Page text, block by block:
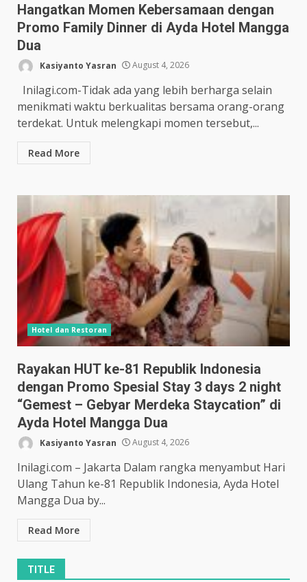
Hangatkan Momen Kebersamaan dengan
Promo Family Dinner di Ayda Hotel Mangga
Dua
Kasiyanto Yasran August 4, 2026
Inilagi.com-Tidak ada yang lebih berharga selain
menikmati waktu berkualitas bersama orang-orang
terdekat. Untuk melengkapi momen tersebut,...
Read More
Hotel dan Restoran
Rayakan HUT ke-81 Republik Indonesia
dengan Promo Spesial Stay 3 days 2 night
“Gemest – Gebyar Merdeka Staycation” di
Ayda Hotel Mangga Dua
Kasiyanto Yasran August 4, 2026
Inilagi.com – Jakarta Dalam rangka menyambut Hari
Ulang Tahun ke-81 Republik Indonesia, Ayda Hotel
Mangga Dua by...
Read More
TITLE